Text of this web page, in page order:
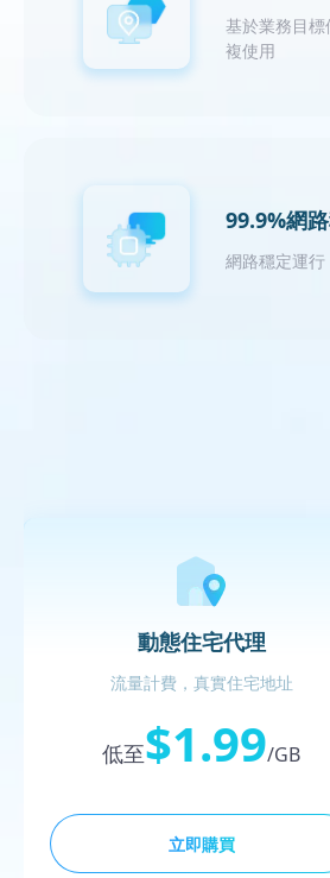
基於業務目
複使用
99.9%網
網路穩定運
動態住宅代理
流量計費，真實住宅地址
低至$1.99/GB
立即購買